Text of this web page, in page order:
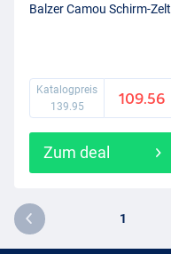
Balzer Camou Schirm-Zelt
Katalogpreis
139.95
109.56
Zum deal
1